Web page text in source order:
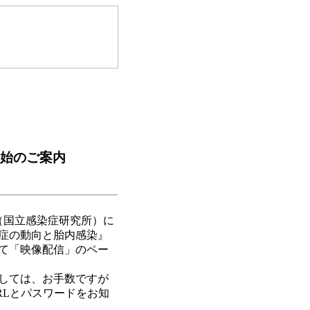
始のご案内
立感染症研究所）に
の動向と胎内感染』
「映像配信」のペー
ては、お手数ですが
とパスワードをお知